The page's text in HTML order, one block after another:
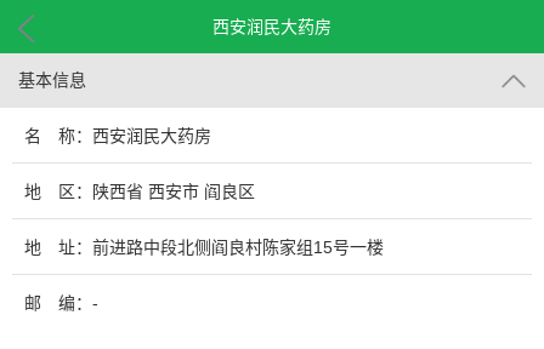
西安润民大药房
基本信息
名 称：西安润民大药房
地 区：陕西省 西安市 阎良区
地 址：前进路中段北侧阎良村陈家组15号一楼
邮 编：-